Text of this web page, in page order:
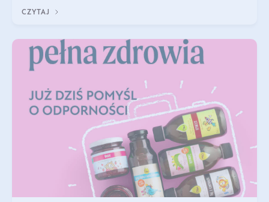
CZYTAJ